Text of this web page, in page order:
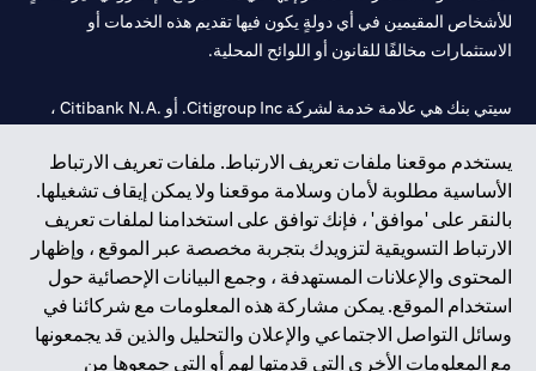
يستخدم موقعنا ملفات تعريف الارتباط. ملفات تعريف الارتباط
الأساسية مطلوبة لأمان وسلامة موقعنا ولا يمكن إيقاف تشغيلها.
بالنقر على 'موافق' ، فإنك توافق على استخدامنا لملفات تعريف
الارتباط التسويقية لتزويدك بتجربة مخصصة عبر الموقع ، وإظهار
المحتوى والإعلانات المستهدفة ، وجمع البيانات الإحصائية حول
استخدام الموقع. يمكن مشاركة هذه المعلومات مع شركائنا في
وسائل التواصل الاجتماعي والإعلان والتحليل والذين قد يجمعونها
مع المعلومات الأخرى التي قدمتها لهم أو التي جمعوها من
للأشخاص المقيمين في أي دولةٍ يكون فيها تقديم هذه الخدمات أو
الاستثمارات مخالفًا للقانون أو اللوائح المحلية.
سيتي بنك هي علامة خدمة لشركة Citigroup Inc. أو .Citibank N.A ،
سيتي بنك إن. إيه. الإمارات مسجل لدى مصرف الإمارات المركزي تحت
أرقام التراخيص 202563 لفرع الوصل في دبي، 531989 لفرع مول
الإمارات في دبي، وCN-1002019لفرع أبوظبي. هاتف: 4000 311 04.
فرع سيتي بنك إن إيه - الإمارات العربية المتحدة مرخص من مصرف
الإمارات العربية المتحدة المركزي كفرع لبنك أجنبي.
سيتي بنك إن إيه الإمارات العربية المتحدة مرخص من هيئة الأوراق المالية
والسلع في الإمارات العربية المتحدة ("SCA") للقيام بالنشاط المالي لـ أ)